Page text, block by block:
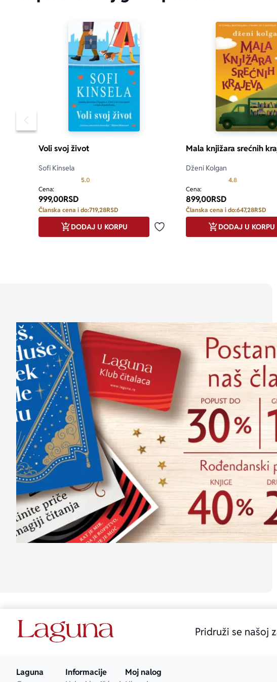
Pomeranje sadržaja slajdera u levo
Voli svoj život
Sofi Kinsela
5.0
Cena:
999,00RSD
Članska cena i do:719,28RSD
Dodaj u omiljene
DODAJ U KORPU
Mala knjižara srećnih
Dženi Kolgan
4.8Prosecna
Cena:
899,00RSD
Članska cena i do:647,28RSD
DODAJ U KORPU
Pridruži se našoj
Laguna
Informacije
Moj nalog